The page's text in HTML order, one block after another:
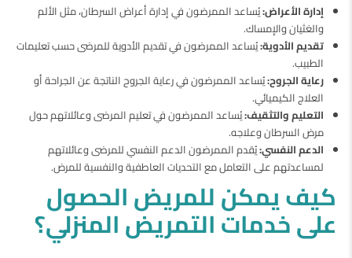
إدارة الأعراض:يُساعد الممرضون في إدارة أعراض السرطان، مثل الألم
والغثيان والإمساك.
تقديم الأدوية:يُساعد الممرضون في تقديم الأدوية للمرضى حسب تعليمات
الطبيب.
رعاية الجروح:يُساعد الممرضون في رعاية الجروح الناتجة عن الجراحة أو
العلاج الكيميائي.
التعليم والتثقيف:يُساعد الممرضون في تعليم المرضى وعائلاتهم حول
مرض السرطان وعلاجه.
الدعم النفسي:يُقدم الممرضون الدعم النفسي للمرضى وعائلاتهم
لمساعدتهم على التعامل مع التحديات العاطفية والنفسية للمرض.
كيف يمكن للمريض الحصول
على خدمات التمريض المنزلي؟